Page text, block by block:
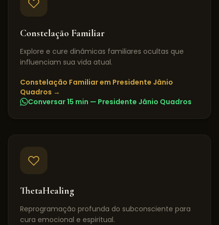
Constelação Familiar
Explore e cure dinâmicas familiares ocultas que
influenciam sua vida atual.
Constelação Familiarem Presidente Jânio
Quadros →
Conversar 15 min — Presidente Jânio Quadros
ThetaHealing
Reprogramação profunda do subconsciente para
cura emocional e espiritual.